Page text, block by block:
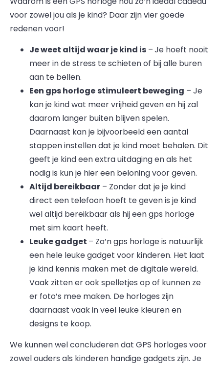
voor zowel jou als je kind? Daar zijn vier goede
redenen voor!
Je weet altijd waar je kind is –Je hoeft nooit
meer in de stress te schieten of bij alle buren
aan te bellen.
Een gps horlogestimuleert beweging – Je
kan je kind wat meer vrijheid geven en hij zal
daarom langer buiten blijven spelen.
Daarnaast kan je bijvoorbeeld een aantal
stappen instellen dat je kind moet behalen. Dit
geeft je kind een extra uitdaging en als het
nodig is kun je hier een beloning voor geven.
Altijd bereikbaar – Zonder dat je je kind
direct een telefoon hoeft te geven is je kind
wel altijd bereikbaar als hij een gps horloge
met sim kaart heeft.
Leuke gadget – Zo’n gps horloge is natuurlijk
een hele leuke gadget voor kinderen. Het laat
je kind kennis maken met de digitale wereld.
Vaak zitten er ook spelletjes op of kunnen ze
er foto’s mee maken. De horloges zijn
daarnaast vaak in veel leuke kleuren en
designs te koop.
We kunnen wel concluderen dat GPS horloges voor
zowel ouders als kinderen handige gadgets zijn. Je